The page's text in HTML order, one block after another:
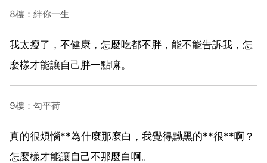
8樓：絆你一生
我太瘦了，不健康，怎麼吃都不胖，能不能告訴我，怎
麼樣才能讓自己胖一點嘛。
9樓：勾平荷
真的很煩惱**為什麼那麼白，我覺得黝黑的**很**啊？
怎麼樣才能讓自己不那麼白啊。